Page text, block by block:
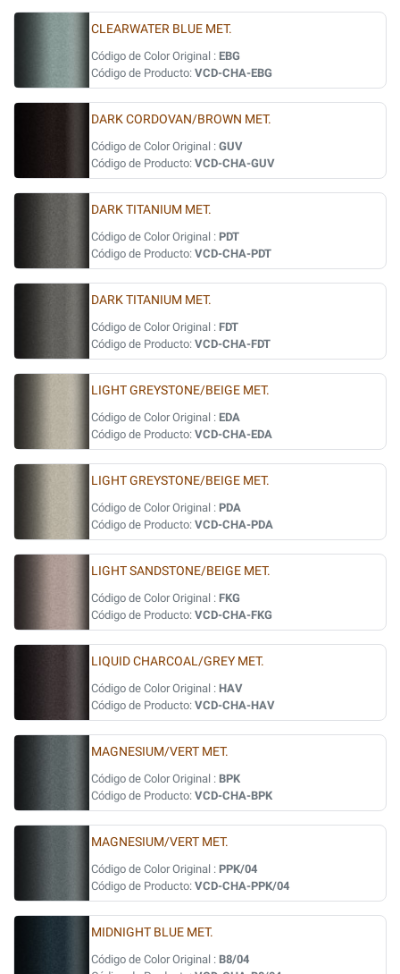
CLEARWATER BLUE MET.
Código de Color Original : EBG
Código de Producto: VCD-CHA-EBG
DARK CORDOVAN/BROWN MET.
Código de Color Original : GUV
Código de Producto: VCD-CHA-GUV
DARK TITANIUM MET.
Código de Color Original : PDT
Código de Producto: VCD-CHA-PDT
DARK TITANIUM MET.
Código de Color Original : FDT
Código de Producto: VCD-CHA-FDT
LIGHT GREYSTONE/BEIGE MET.
Código de Color Original : EDA
Código de Producto: VCD-CHA-EDA
LIGHT GREYSTONE/BEIGE MET.
Código de Color Original : PDA
Código de Producto: VCD-CHA-PDA
LIGHT SANDSTONE/BEIGE MET.
Código de Color Original : FKG
Código de Producto: VCD-CHA-FKG
LIQUID CHARCOAL/GREY MET.
Código de Color Original : HAV
Código de Producto: VCD-CHA-HAV
MAGNESIUM/VERT MET.
Código de Color Original : BPK
Código de Producto: VCD-CHA-BPK
MAGNESIUM/VERT MET.
Código de Color Original : PPK/04
Código de Producto: VCD-CHA-PPK/04
MIDNIGHT BLUE MET.
Código de Color Original : B8/04